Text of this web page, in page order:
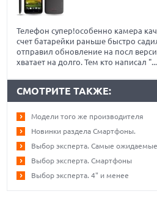
Телефон супер!особенно камера
счет батарейки раньше быстро
отправил обновление на посл
хватает на долго. Тем кто написал "...
СМОТРИТЕ ТАКЖЕ:
Модели того же производителя
Новинки раздела Смартфоны.
Выбор эксперта. Самые ожидаемые
Выбор эксперта. Смартфоны
Выбор эксперта. 4" и менее